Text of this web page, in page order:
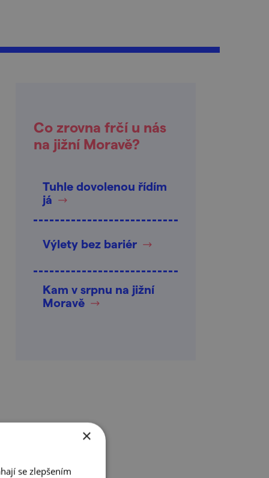
Co zrovna frčí u nás
na jižní Moravě?
Tuhle dovolenou řídím
já
Výlety bez bariér
Kam v srpnu na jižní
Moravě
×
se zlepšením